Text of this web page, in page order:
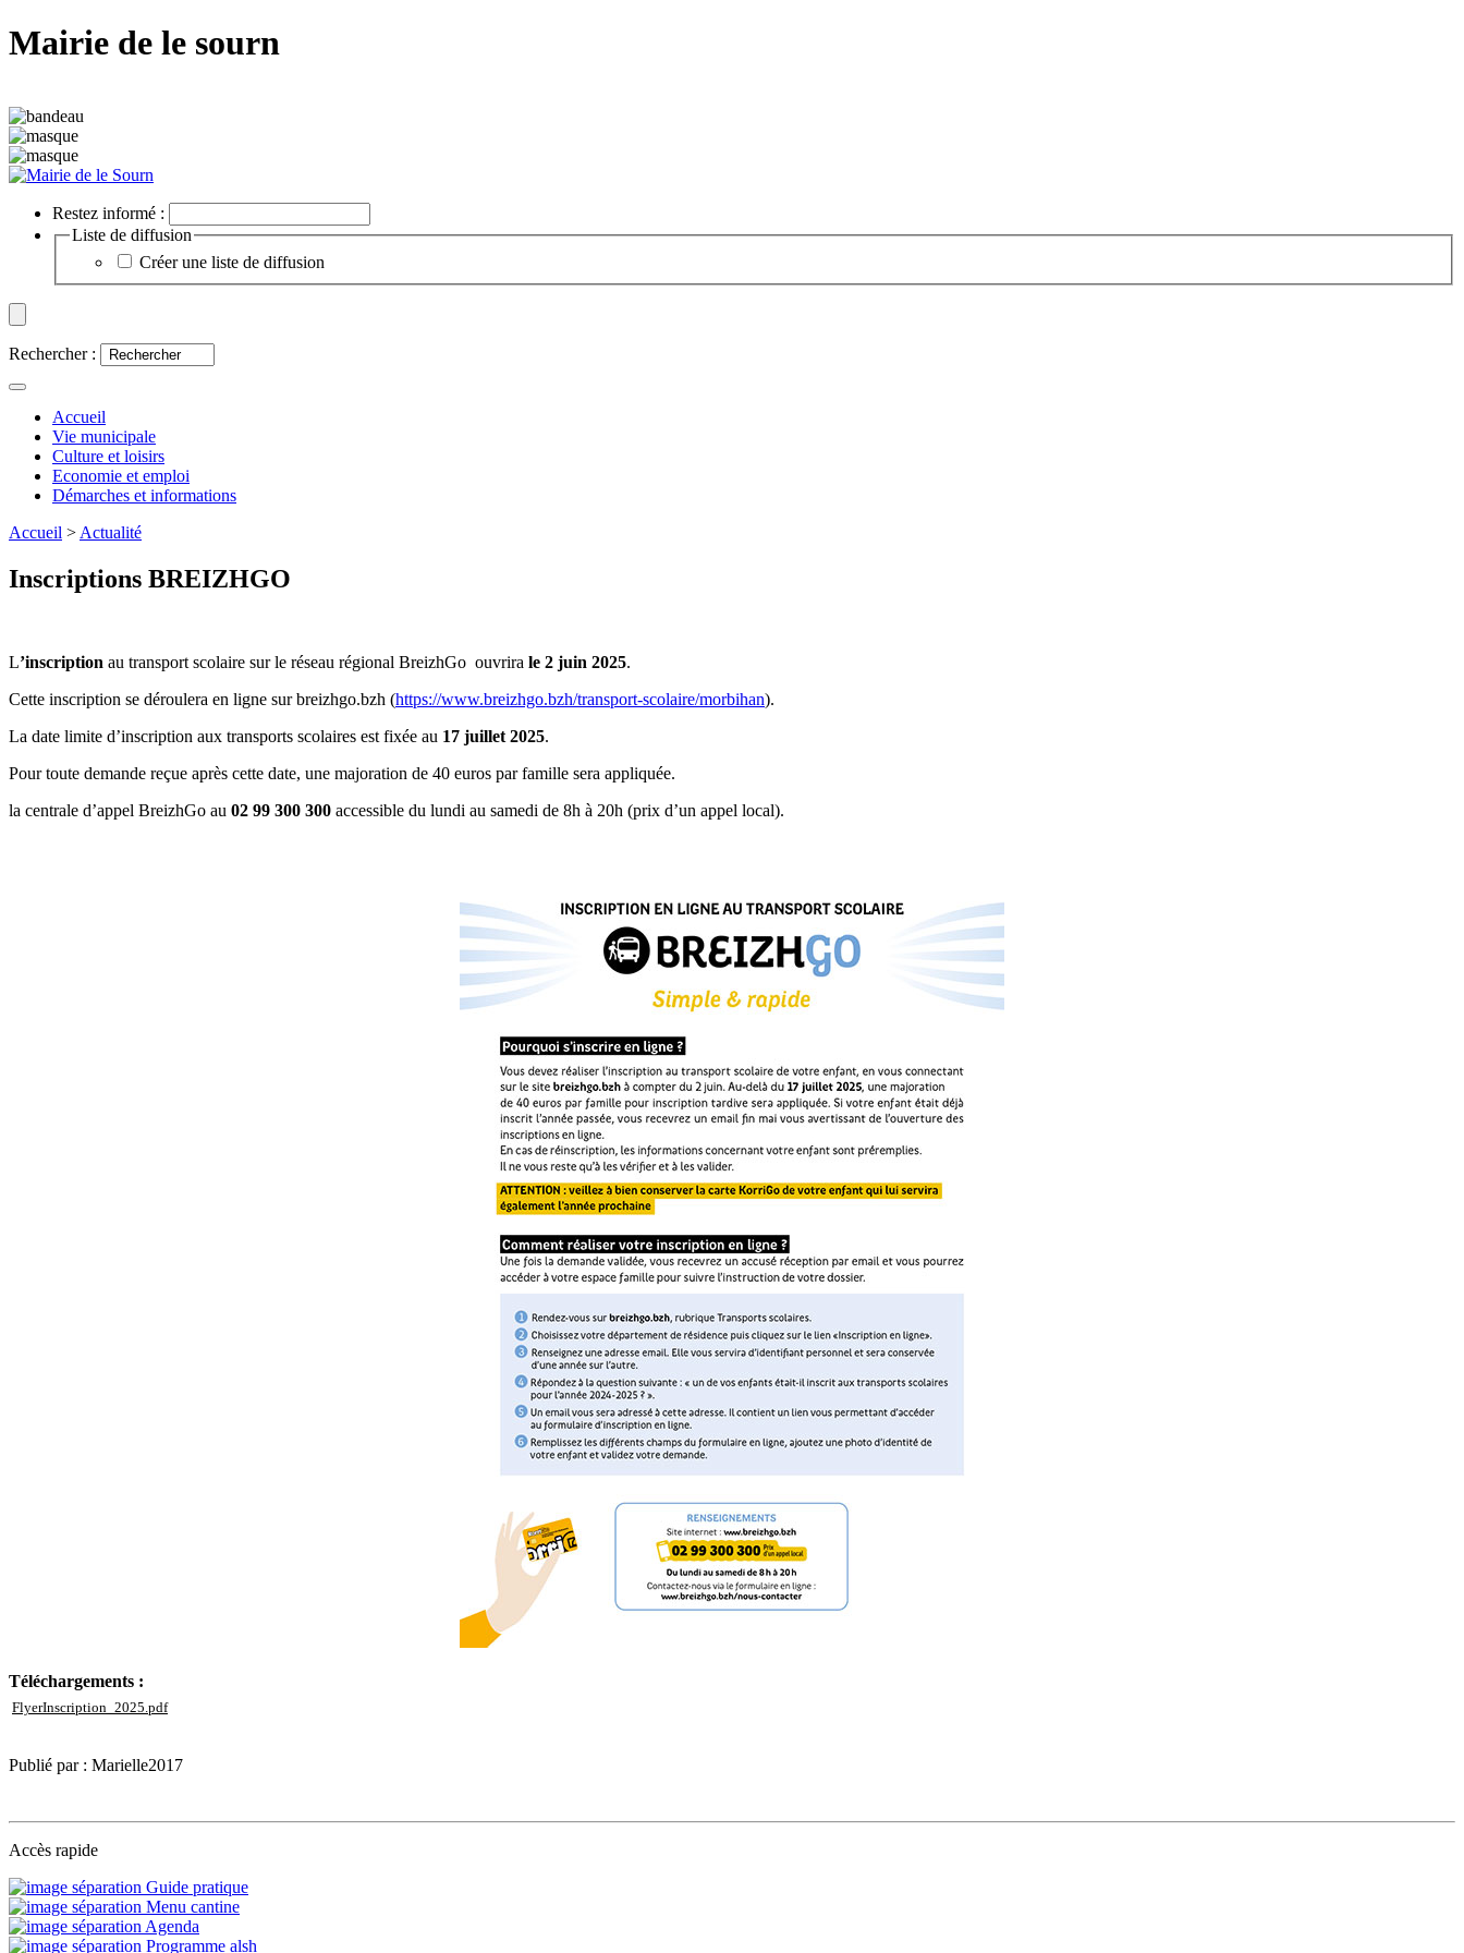
Mairie de le sourn
Restez informé :
Liste de diffusion
Créer une liste de diffusion
Rechercher :
Accueil
Vie municipale
Culture et loisirs
Economie et emploi
Démarches et informations
Accueil >Actualité
Inscriptions BREIZHGO
L’inscription au transport scolaire sur le réseau régional BreizhGo ouvrira le 2 juin 2025.
Cette inscription se déroulera en ligne sur breizhgo.bzh (https://www.breizhgo.bzh/transport-scolaire/morbihan).
La date limite d’inscription aux transports scolaires est fixée au 17 juillet 2025.
Pour toute demande reçue après cette date, une majoration de 40 euros par famille sera appliquée.
la centrale d’appel BreizhGo au 02 99 300 300 accessible du lundi au samedi de 8h à 20h (prix d’un appel local).
Téléchargements :
FlyerInscription_2025.pdf
Publié par : Marielle2017
Accès rapide
Guide pratique
Menu cantine
Agenda
Programme alsh